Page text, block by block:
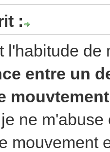
:
l'habitude
entre un
mouvtement
ne
mouvement